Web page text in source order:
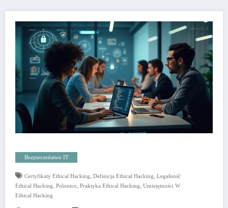
Bezpieczeństwo IT
Certyfikaty Ethical Hacking, Definicja Ethical Hacking, Legalność
Ethical Hacking, Polonico, Praktyka Ethical Hacking, Umiejętności W
Ethical Hacking